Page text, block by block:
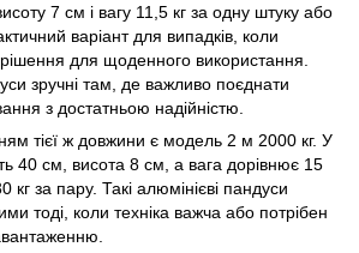
7 см і вагу 11,5 кг за одну штуку або
варіант для випадків, коли
для щоденного використання.
зручні там, де важливо поєднати
з достатньою надійністю.
тієї ж довжини є модель 2 м 2000 кг. У
40 см, висота 8 см, а вага дорівнює 15
кг за пару. Такі алюмінієві пандуси
тоді, коли техніка важча або потрібен